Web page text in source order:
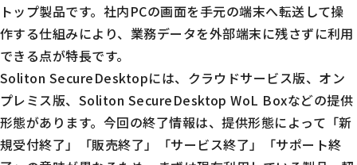
トップ製品です。社内PCの画面を手元の端末へ転送して操
作する仕組みにより、業務データを外部端末に残さずに利用
できる点が特長です。
Soliton SecureDesktopには、クラウドサービス版、オン
プレミス版、Soliton SecureDesktop WoL Boxなどの提供
形態があります。今回の終了情報は、提供形態によって「新
規受付終了」「販売終了」「サービス終了」「サポート終